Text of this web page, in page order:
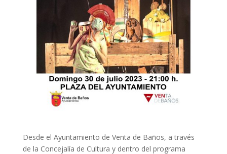
Desde el Ayuntamiento de Venta de Baños, a través
de la Concejalía de Cultura y dentro del programa